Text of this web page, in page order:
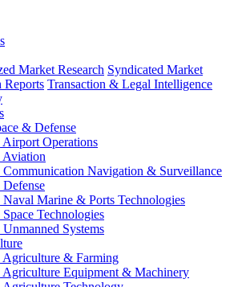
Market Research Syndicated Market
Reports Transaction & Legal Intelligence
& Defense
Airport Operations
Aviation
Communication Navigation & Surveillance
Defense
Naval Marine & Ports Technologies
Space Technologies
Unmanned Systems
Agriculture & Farming
Agriculture Equipment & Machinery